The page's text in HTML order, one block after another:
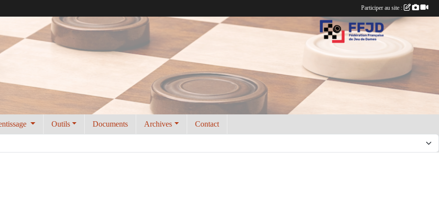
Outils Documents Archives Contact
Participer au site :